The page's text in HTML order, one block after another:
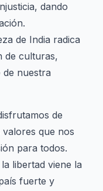
dando
de India radica
de culturas,
de nuestra
de
que nos
para todos.
libertad viene la
fuerte y